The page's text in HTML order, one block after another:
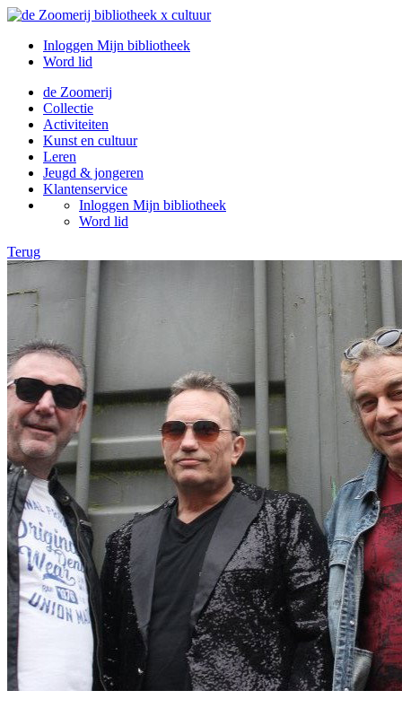
Inloggen Mijn bibliotheek
Word lid
de Zoomerij
Collectie
Activiteiten
Kunst en cultuur
Leren
Jeugd & jongeren
Klantenservice
Inloggen Mijn bibliotheek
Word lid
Terug